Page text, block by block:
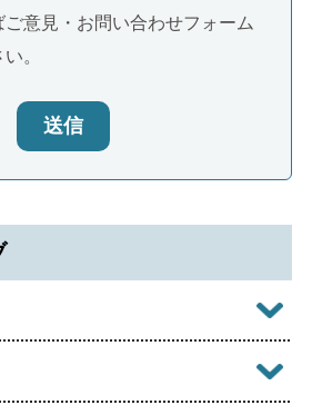
意見・お問い合わせフォーム
。
送信